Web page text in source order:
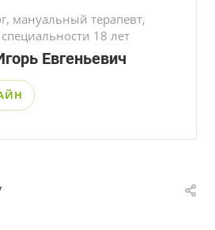
мануальный терапевт,
18 лет
Евгеньевич